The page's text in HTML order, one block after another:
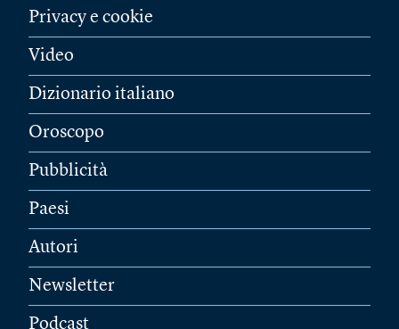
Privacy e cookie
Video
Dizionario italiano
Oroscopo
Pubblicità
Paesi
Autori
Newsletter
Podcast